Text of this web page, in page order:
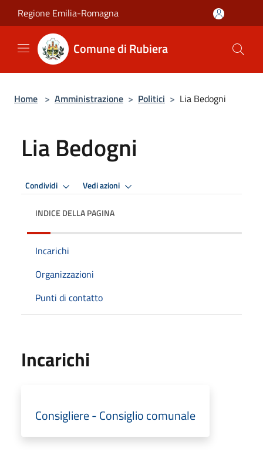
Salta al contenuto principale
Regione Emilia-Romagna
Comune di Rubiera
Home > Amministrazione > Politici > Lia Bedogni
Lia Bedogni
Condividi Vedi azioni
INDICE DELLA PAGINA
Incarichi
Organizzazioni
Punti di contatto
Incarichi
Consigliere - Consiglio comunale